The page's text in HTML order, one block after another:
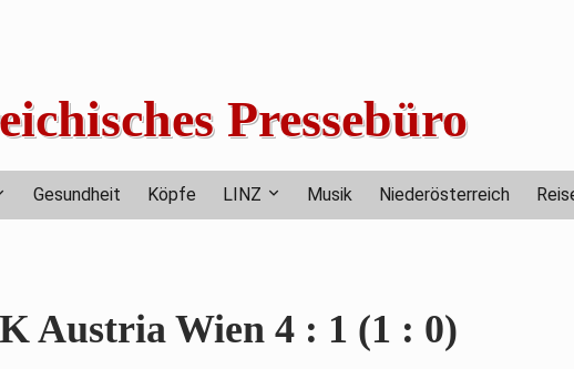
Pressebüro
Gesundheit Köpfe LINZ Musik Niederösterreich
Austria Wien 4 : 1 (1 : 0)